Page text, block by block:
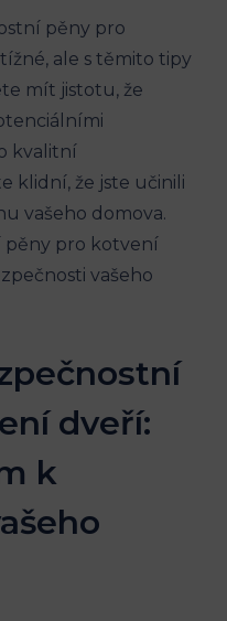
pěny pro
ale s těmito tipy
mít jistotu, že
kvalitní
klidní, že jste učinili
vašeho domova.
dveří:
k